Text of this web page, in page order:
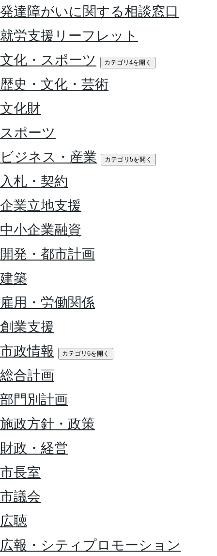
発達障がいに関する相談窓口
就労支援リーフレット
文化・スポーツ
カテゴリ4を開く
歴史・文化・芸術
文化財
スポーツ
ビジネス・産業
カテゴリ5を開く
入札・契約
企業立地支援
中小企業融資
開発・都市計画
建築
雇用・労働関係
創業支援
市政情報
カテゴリ6を開く
総合計画
部門別計画
施政方針・政策
財政・経営
市長室
市議会
広聴
広報・シティプロモーション